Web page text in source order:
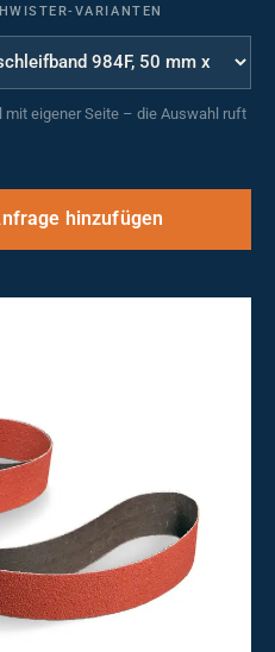
VARIANTEN
eigener Seite – die Auswahl ruft